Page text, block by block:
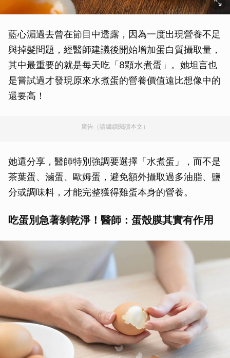
藍心湄過去曾在節目中透露，因為一度出現營養不足
與掉髮問題，經醫師建議後開始增加蛋白質攝取量，
其中最重要的就是每天吃「8顆水煮蛋」。她坦言也
是嘗試過才發現原來水煮蛋的營養價值遠比想像中的
還要高！
廣告（請繼續閱讀本文）
她還分享，醫師特別強調要選擇「水煮蛋」，而不是
茶葉蛋、滷蛋、歐姆蛋，避免額外攝取過多油脂、鹽
分或調味料，才能完整獲得雞蛋本身的營養。
吃蛋別急著剝乾淨！醫師：蛋殼膜其實有作用